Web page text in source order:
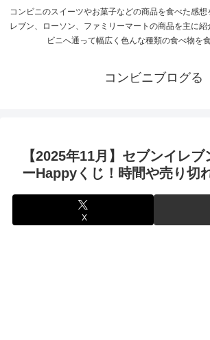
コンビニのスイーツやお菓子などの商品を食べた感
レブン、ローソン、ファミリーマートの商品を主に
ビニへ通って幅広く色んな種類の食べ物を
コンビニブログる
【2025年11月】セブンイレ
ーHappyくじ！時間や売り切
X